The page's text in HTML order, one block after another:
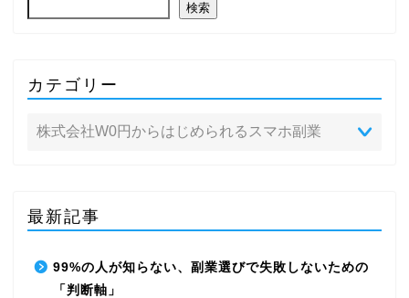
検索
カテゴリー
最新記事
99%の人が知らない、副業選びで失敗しないための
「判断軸」